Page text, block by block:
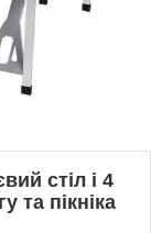
стіл і 4
та пікніка